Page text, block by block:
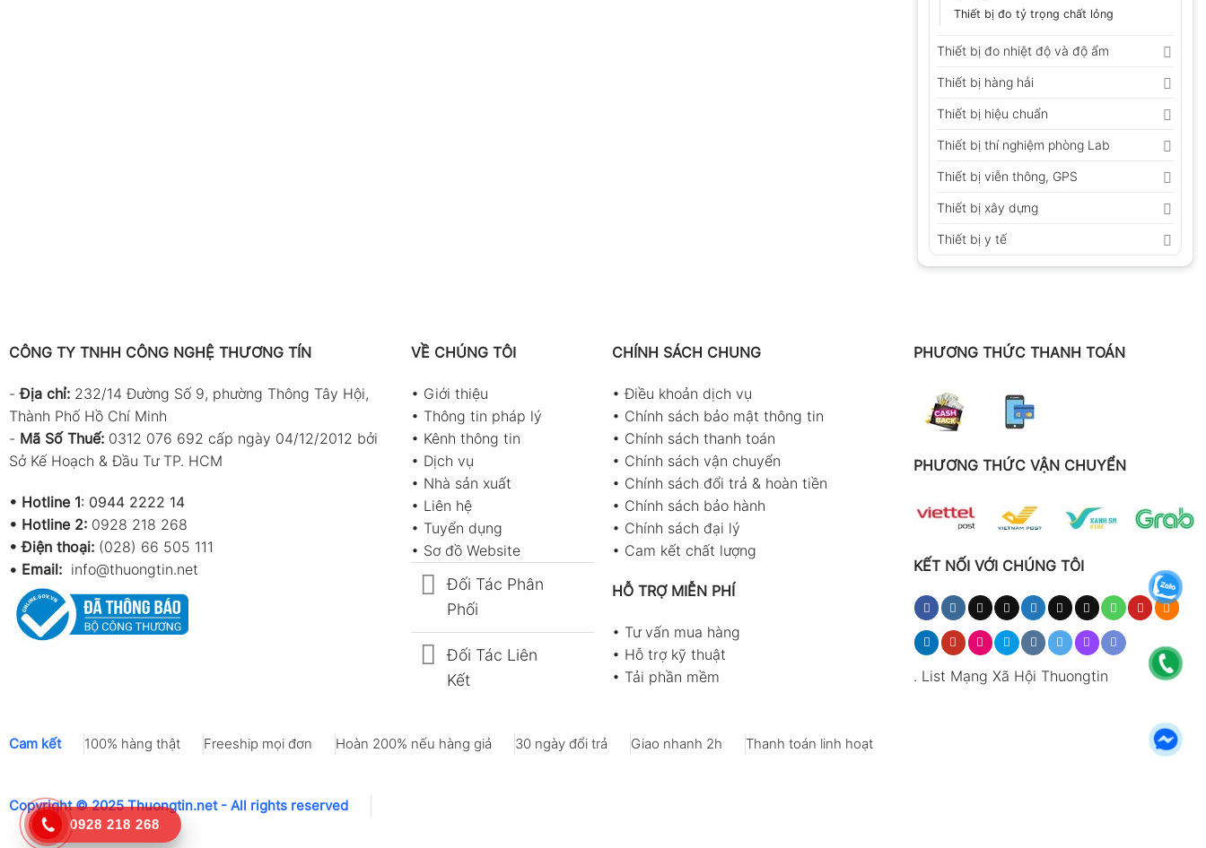
Thiết bị đo tỷ trọng chất lỏng
Thiết bị đo nhiệt độ và độ ẩm
Thiết bị hàng hải
Thiết bị hiệu chuẩn
Thiết bị thí nghiệm phòng Lab
Thiết bị viễn thông, GPS
Thiết bị xây dựng
Thiết bị y tế
CÔNG TY TNHH CÔNG NGHỆ THƯƠNG TÍN
-Địa chỉ: 232/14 Đường Số 9, phường Thông Tây Hội,
Thành Phố Hồ Chí Minh
- Mã Số Thuế: 0312 076 692 cấp ngày 04/12/2012 bởi
Sở Kế Hoạch & Đầu Tư TP. HCM
• Hotline 1: 0944 2222 14
• Hotline 2: 0928 218 268
• Điện thoại: (028) 66 505 111
• Email: info@thuongtin.net
VỀ CHÚNG TÔI
• Giới thiệu
• Thông tin pháp lý
• Kênh thông tin
• Dịch vụ
• Nhà sản xuất
• Liên hệ
• Tuyển dụng
• Sơ đồ Website
Đối Tác Phân
Phối
Đối Tác Liên
Kết
CHÍNH SÁCH CHUNG
•Điều khoản dịch vụ
• Chính sách bảo mật thông tin
• Chính sách thanh toán
• Chính sách vận chuyển
• Chính sách đổi trả & hoàn tiền
• Chính sách bảo hành
• Chính sách đại lý
• Cam kết chất lượng
HỖ TRỢ MIỄN PHÍ
• Tư vấn mua hàng
• Hỗ trợ kỹ thuật
• Tải phần mềm
PHƯƠNG THỨC THANH TOÁN
PHƯƠNG THỨC VẬN CHUYỂN
KẾT NỐI VỚI CHÚNG TÔI
. List Mạng Xã Hội Thuongtin
Cam kết 100% hàng thật Freeship mọi đơn Hoàn 200% nếu hàng giả 30 ngày đổi trả Giao nhanh 2h Thanh toán linh hoạt
Copyright © 2025 Thuongtin.net - All rights reserved
0928 218 268